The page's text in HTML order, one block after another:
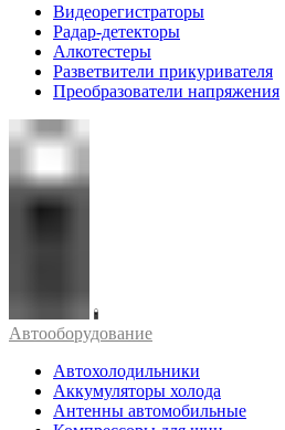
Видеорегистраторы
Радар-детекторы
Алкотестеры
Разветвители прикуривателя
Преобразователи напряжения
Автооборудование
Автохолодильники
Аккумуляторы холода
Антенны автомобильные